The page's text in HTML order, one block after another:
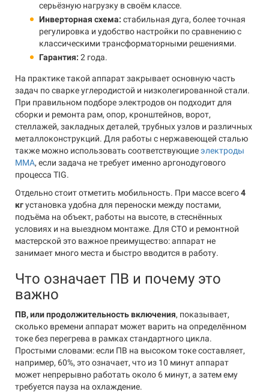
серьёзную нагрузку в своём классе.
Инверторная схема: стабильная дуга, более точная
регулировка и удобство настройки по сравнению с
классическими трансформаторными решениями.
Гарантия: 2 года.
На практике такой аппарат закрывает основную часть
задач по сварке углеродистой и низколегированной стали.
При правильном подборе электродов он подходит для
сборки и ремонта рам, опор, кронштейнов, ворот,
стеллажей, закладных деталей, трубных узлов и различных
металлоконструкций. Для работы с нержавеющей сталью
также можно использовать соответствующиеэлектроды
MMA, если задача не требует именно аргонодугового
процесса TIG.
Отдельно стоит отметить мобильность. При массе всего4
кгустановка удобна для переноски между постами,
подъёма на объект, работы на высоте, в стеснённых
условиях и на выездном монтаже. Для СТО и ремонтной
мастерской это важное преимущество: аппарат не
занимает много места и быстро вводится в работу.
Что означает ПВ и почему это
важно
ПВ, или продолжительность включения, показывает,
сколько времени аппарат может варить на определённом
токе без перегрева в рамках стандартного цикла.
Простыми словами: если ПВ на высоком токе составляет,
например, 60%, это означает, что из 10 минут аппарат
может непрерывно работать около 6 минут, а затем ему
требуется пауза на охлаждение.